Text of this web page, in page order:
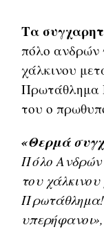
Τα
πόλο ανδρών
χάλκινου
Πρωτάθλημα
του ο
«Θερμά
Πόλο Ανδρών
του
Πρωτάθλημα!
υπερήφανοι»,